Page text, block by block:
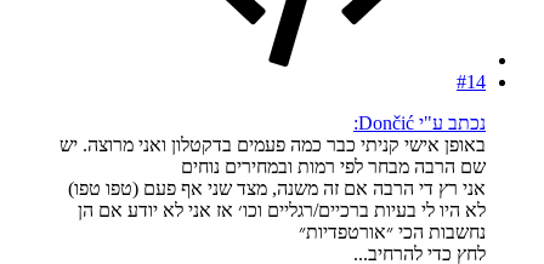
#14
נכתב ע"י Dončić:
באופן אישי קניתי כבר כמה פעמים בדקטלון ואני מרוצה. יש
שם הרבה מבחר לפי רמות ובמחירים נוחים
אני רץ די הרבה אם זה משנה, מצד שני אף פעם (טפו טפו)
לא היו לי בעיות ברכיים/רגליים וכו׳ אז אני לא יודע אם הן
נחשבות הכי ״אורטפדיות״
לחץ כדי להרחיב...